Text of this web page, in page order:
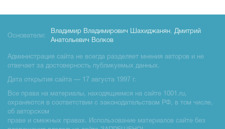
Основатели:
Владимир Владимирович Шахиджанян, Дмитрий
Анатольевич Волков
Администрация сайта не всегда разделяет мнения авторов и не
отвечает за достоверность публикуемых данных.
Дата открытия сайта — 17 августа 1997 г.
Все права на материалы, находящиемся на сайте 1001.ru,
охраняются в соответствии с законодательством РФ, в том числе,
об авторском
праве и смежных правах. Использование материалов сайте без